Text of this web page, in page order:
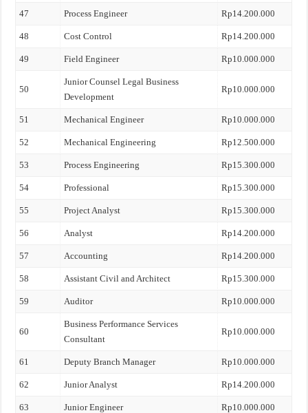
47 Process Engineer Rp14.200.000
48 Cost Control Rp14.200.000
49 Field Engineer Rp10.000.000
50
Junior Counsel Legal Business
Development
Rp10.000.000
51 Mechanical Engineer Rp10.000.000
52 Mechanical Engineering Rp12.500.000
53 Process Engineering Rp15.300.000
54 Professional Rp15.300.000
55 Project Analyst Rp15.300.000
56 Analyst Rp14.200.000
57 Accounting Rp14.200.000
58 Assistant Civil and Architect Rp15.300.000
59 Auditor Rp10.000.000
60
Business Performance Services
Consultant
Rp10.000.000
61 Deputy Branch Manager Rp10.000.000
62 Junior Analyst Rp14.200.000
63 Junior Engineer Rp10.000.000